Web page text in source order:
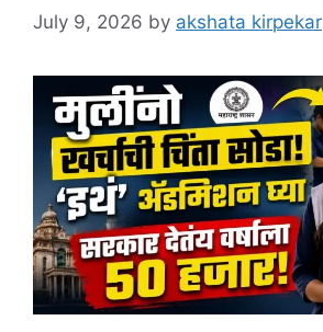
July 9, 2026 by akshata kirpekar